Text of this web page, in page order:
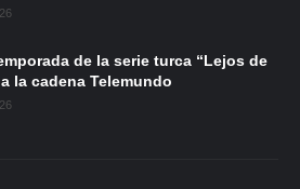
de la serie turca “Lejos de
la cadena Telemundo